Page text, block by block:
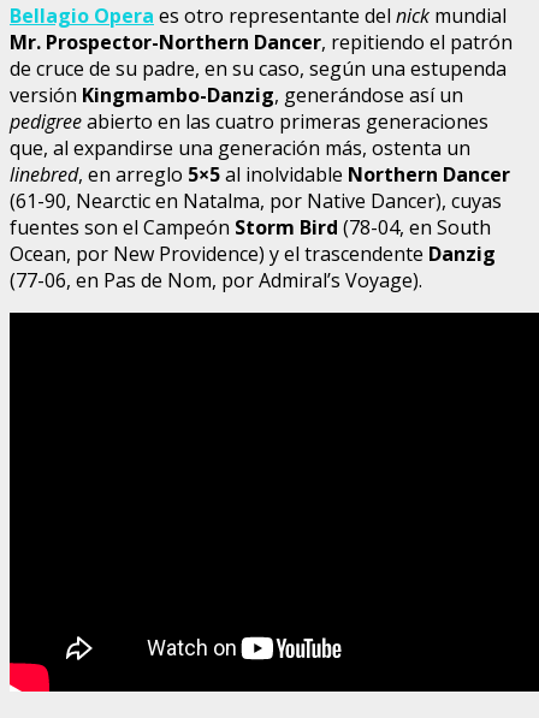
Bellagio Opera es otro representante del nick mundial
Mr. Prospector-Northern Dancer, repitiendo el patrón
de cruce de su padre, en su caso, según una estupenda
versión Kingmambo-Danzig, generándose así un
pedigreeabierto en las cuatro primeras generaciones
que, al expandirse una generación más, ostenta un
linebred, en arreglo 5×5al inolvidable Northern Dancer
(61-90, Nearctic en Natalma, por Native Dancer), cuyas
fuentes son el Campeón Storm Bird (78-04, en South
Ocean, por New Providence) y el trascendente Danzig
(77-06, en Pas de Nom, por Admiral’s Voyage).